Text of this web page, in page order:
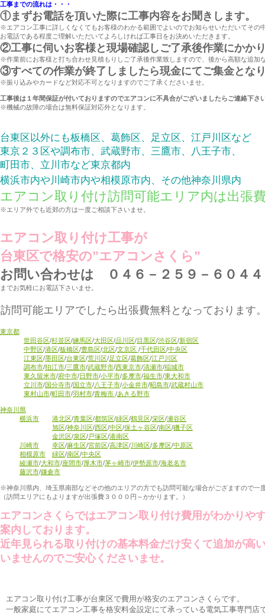
工事までの流れは・・・
①まずお電話を頂いた際に工事内容をお聞きします。
※エアコン工事に詳しくなくてもお客様のわかる範囲でよいのでお知らせいただいてその
お電話である程度ご理解いただいてよろしければ工事日をお決めいただきます。
②工事に伺いお客様と現場確認しご了承後作業にかか
※作業前にお客様と打ち合わせ見積もりしご了承後作業致しますので、後から高額な追加
③すべての作業が終了しましたら現金にてご集金とな
※振り込みやカードなど対応不可となりますのでご了承くださいませ。
工事後は１年間保証が付いておりますのでエアコンに不具合がございましたらご連絡下さ
※機械の故障の場合は無料保証対応外となります。
台東区以外にも板橋区、葛飾区、足立区、江戸川区など
東京２３区や調布市、武蔵野市、三鷹市、八王子市、
町田市、立川市など東京都内
横浜市内や川崎市内や相模原市内、その他神奈川県内
エアコン取り付け訪問可能エリア内は出張
※エリア外でも近郊の方は一度ご相談下さいませ。
エアコン取り付け工事が
台東区で格安の”エアコンさくら”
お問い合わせは ０４６－２５９－６０４４
までお気軽にお電話下さいませ。
訪問可能エリアでしたら出張費無料となっております
東京都
世田谷区/杉並区/練馬区/大田区/品川区/目黒区/渋谷区/新宿区
中野区/港区/板橋区/豊島区/北区/文京区 /千代田区/中央区
江東区/墨田区/台東区/荒川区/足立区/葛飾区/江戸川区
調布市/狛江市/三鷹市/武蔵野市/西東京市/清瀬市/稲城市
東久留米市/府中市/日野市/小平市/多摩市/福生市/東大和市
立川市/国分寺市/国立市/八王子市/小金井市/昭島市/武蔵村山市
東村山市/町田市/羽村市/青梅市 /あきる野市
神奈川県
横浜市
港北区/青葉区/都筑区/緑区/鶴見区/栄区/瀬谷区
旭区/神奈川区/西区/中区/保土ヶ谷区/南区/磯子区
金沢区/泉区/戸塚区/港南区
川崎市
幸区/麻生区/宮前区/高津区/川崎区/多摩区/中原区
相模原市
緑区/南区/中央区
綾瀬市/大和市/座間市/厚木市/茅ヶ崎市/伊勢原市/海老名市
藤沢市/鎌倉市
※神奈川県内、埼玉県南部などその他のエリアの方でも訪問可能な場合がござますので一
（訪問エリアにもよりますが出張費３０００円～かかります。）
エアコンさくらではエアコン取り付け費用がわかりや
案内しております。
近年見られる取り付けの基本料金だけ安くて追加が高
いませんのでご安心くださいませ。
エアコン取り付け工事が台東区で費用が格安のエアコンさくらです。
一般家庭にてエアコン工事を格安料金設定にて承っている電気工事専門店